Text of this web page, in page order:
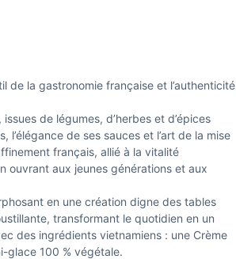
de la gastronomie française et l’authenticité
de légumes, d’herbes et d’épices
de ses sauces et l’art de la mise
français, allié à la vitalité
ouvrant aux jeunes générations et aux
en une création digne des tables
transformant le quotidien en un
des ingrédients vietnamiens : une Crème
glace 100 % végétale.